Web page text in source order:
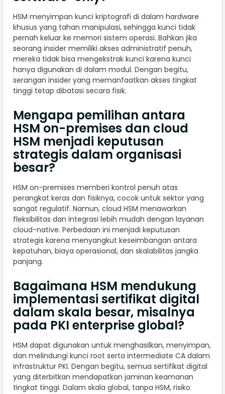
HSM menyimpan kunci kriptografi di dalam hardware
khusus yang tahan manipulasi, sehingga kunci tidak
pernah keluar ke memori sistem operasi. Bahkan jika
seorang insider memiliki akses administratif penuh,
mereka tidak bisa mengekstrak kunci karena kunci
hanya digunakan di dalam modul. Dengan begitu,
serangan insider yang memanfaatkan akses tingkat
tinggi tetap dibatasi secara fisik.
Mengapa pemilihan antara
HSM on-premises dan cloud
HSM menjadi keputusan
strategis dalam organisasi
besar?
HSM on-premises memberi kontrol penuh atas
perangkat keras dan fisiknya, cocok untuk sektor yang
sangat regulatif. Namun, cloud HSM menawarkan
fleksibilitas dan integrasi lebih mudah dengan layanan
cloud-native. Perbedaan ini menjadi keputusan
strategis karena menyangkut keseimbangan antara
kepatuhan, biaya operasional, dan skalabilitas jangka
panjang.
Bagaimana HSM mendukung
implementasi sertifikat digital
dalam skala besar, misalnya
pada PKI enterprise global?
HSM dapat digunakan untuk menghasilkan, menyimpan,
dan melindungi kunci root serta intermediate CA dalam
infrastruktur PKI. Dengan begitu, semua sertifikat digital
yang diterbitkan mendapatkan jaminan keamanan
tingkat tinggi. Dalam skala global, tanpa HSM, risiko